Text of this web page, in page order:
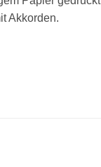
Akkorden.